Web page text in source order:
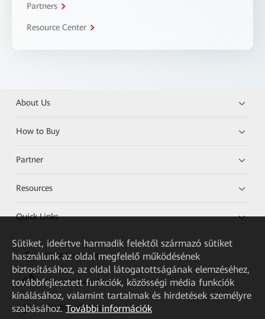
Partners
Resource Center
About Us
How to Buy
Partner
Resources
Quick Links
HUAWEI eKit App
Huawei HiKnow App
HUAWEI eFly App
Sütiket, ideértve harmadik felektől származó sütiket
használunk az oldal megfelelő működésének
biztosításához, az oldal látogatottságának elemzéséhez,
továbbfejlesztett funkciók, közösségi média funkciók
kínálásához, valamint tartalmak és hirdetések személyre
szabásához. További információk